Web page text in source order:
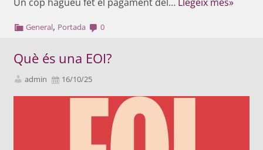
General, Portada 0
Què és una EOI?
admin 16/10/25